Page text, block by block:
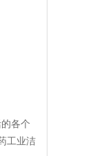
各个
工业洁